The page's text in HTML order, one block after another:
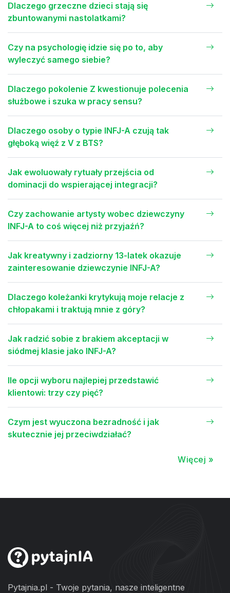
Dlaczego grzeczne dzieci stają się
zbuntowanymi nastolatkami?
Czy na psychologię idzie się po to, aby
wyleczyć samego siebie?
Dlaczego pokolenie Z kwestionuje polecenia
służbowe i szuka w pracy sensu?
Dlaczego osoby o typie INFJ-A czują tak
głęboką więź z V z BTS?
Jak ewoluowały rytuały przejścia od
dominacji do wspierającej integracji?
Czy zachowanie artysty wobec dziewczyny
INFJ-A to coś więcej niż przyjaźń?
Jak kreatywny i zadziorny 13-latek okazuje
zainteresowanie dziewczynie INFJ-A?
Dlaczego koleżanki krytykują moje relacje z
chłopakami i traktują mnie z góry?
Jak radzić sobie z brakiem akceptacji w
siódmej klasie jako INFJ-A?
Ile opcji wyboru najlepiej przedstawić
klientowi: trzy czy pięć?
Czym jest wyuczona bezradność i jak
skutecznie jej przeciwdziałać?
Więcej »
Pytajnia.pl - Twoje pytania, nasze inteligentne